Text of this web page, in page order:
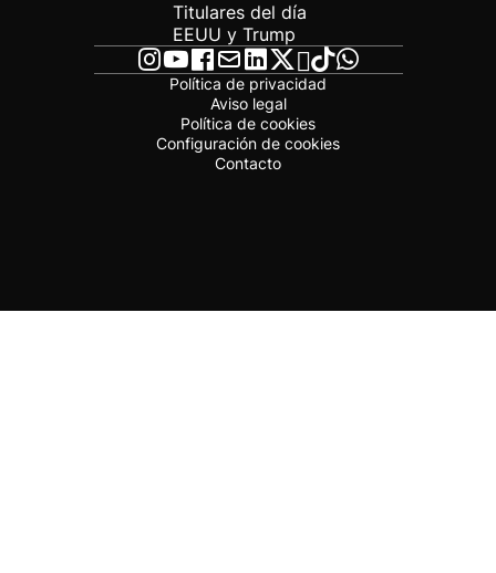
Titulares del día
EEUU y Trump
Política de privacidad
Aviso legal
Política de cookies
Configuración de cookies
Contacto